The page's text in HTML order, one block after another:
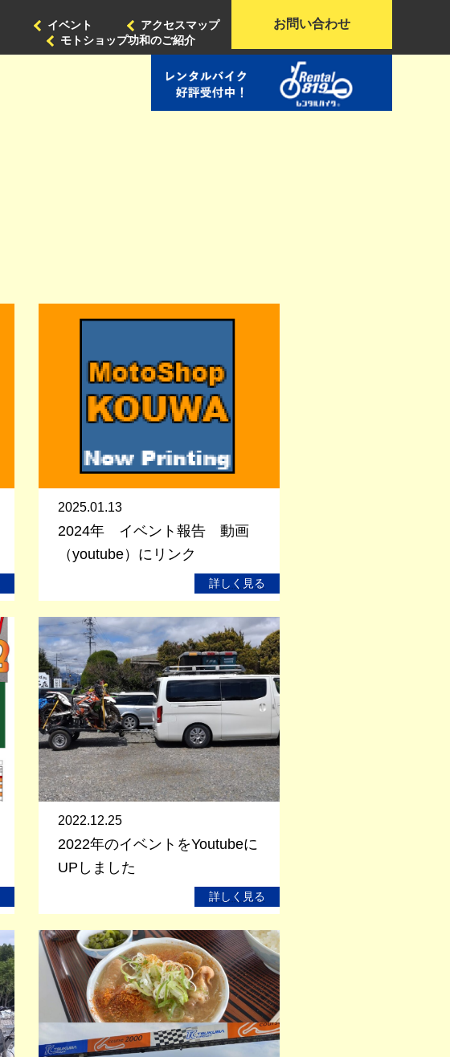
お問い合わせ
アクセスマップ
イベント
モトショップ功和のご紹介
2025.01.13
2024年 イベント報告 動画
（youtube）にリンク
詳しく見る
2022.12.25
2022年のイベントをYoutubeに
UPしました
詳しく見る